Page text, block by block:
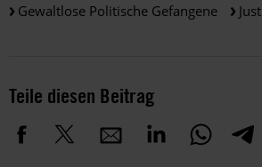
Gewaltlose Politische Gefangene
Teile diesen Beitrag